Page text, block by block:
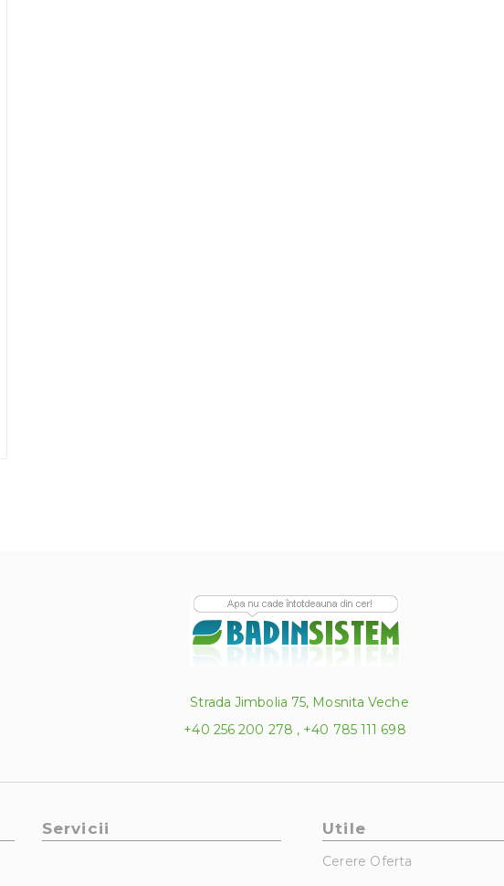
Strada Jimbolia 75, Mosnita Veche
+40 256 200 278 , +40 785 111 698
Servicii Utile
Cerere Oferta